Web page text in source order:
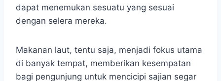
dapat menemukan sesuatu yang sesuai
dengan selera mereka.
Makanan laut, tentu saja, menjadi fokus utama
di banyak tempat, memberikan kesempatan
bagi pengunjung untuk mencicipi sajian segar